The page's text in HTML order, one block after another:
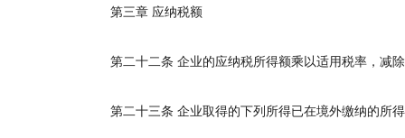
第三章 应纳税额
第二十二条 企业的应纳税所得额乘以适用税率，减
第二十三条 企业取得的下列所得已在境外缴纳的所